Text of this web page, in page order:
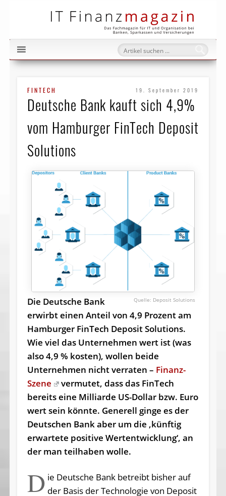
FINTECH 19. September 2019
Deutsche Bank kauft sich 4,9%
vom Hamburger FinTech Deposit
Solutions
Deposit Solutions
Die Deutsche Bank
erwirbt einen Anteil von 4,9 Prozent am
Hamburger FinTech Deposit Solutions.
Wie viel das Unternehmen wert ist (was
also 4,9 % kosten), wollen beide
Unternehmen nicht verraten – Finanz-
Szene
vermutet, dass das FinTech
bereits eine Milliarde US-Dollar bzw. Euro
wert sein könnte. Generell ginge es der
Deutschen Bank aber um die ‚künftig
erwartete positive Wertentwicklung‘, an
der man teilhaben wolle.
D ie Deutsche Bank betreibt bisher auf
der Basis der Technologie von Deposit